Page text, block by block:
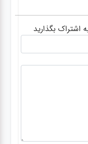
اشتراک بگذارید